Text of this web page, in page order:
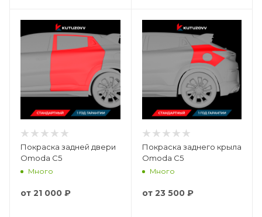
Покраска задней двери
Omoda C5
Много
от 21 000 ₽
Покраска заднего крыла
Omoda C5
Много
от 23 500 ₽